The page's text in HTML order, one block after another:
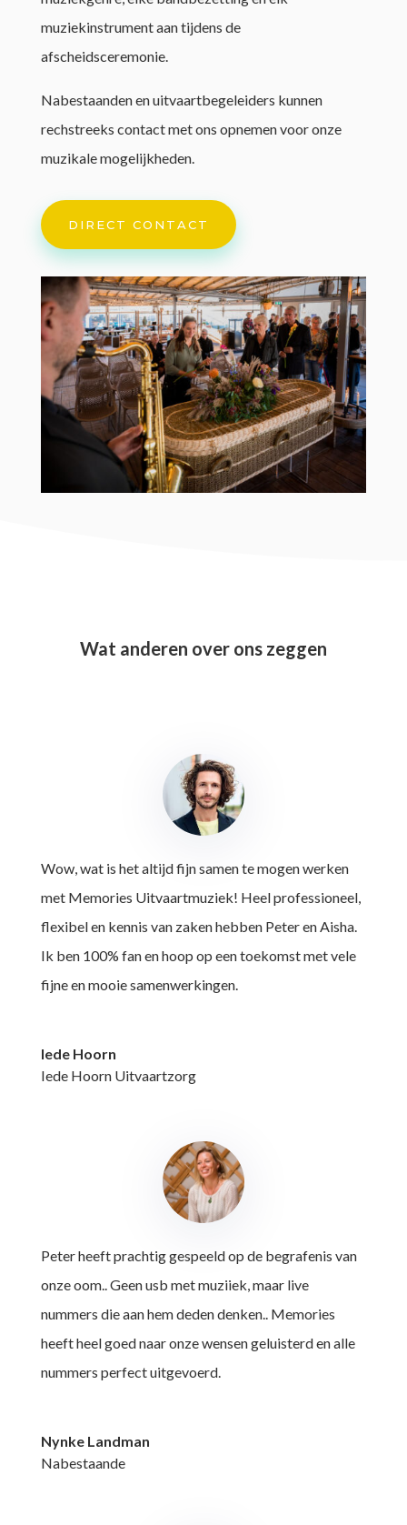
muziekinstrument aan tijdens de
afscheidsceremonie.
Nabestaanden en uitvaartbegeleiders kunnen
rechstreeks contact met ons opnemen voor onze
muzikale mogelijkheden.
DIRECT CONTACT
Wat anderen over ons zeggen
Wow, wat is het altijd fijn samen te mogen werken
met Memories Uitvaartmuziek! Heel professioneel,
flexibel en kennis van zaken hebben Peter en Aisha.
Ik ben 100% fan en hoop op een toekomst met vele
fijne en mooie samenwerkingen.
Iede Hoorn
Iede Hoorn Uitvaartzorg
Peter heeft prachtig gespeeld op de begrafenis van
onze oom.. Geen usb met muziiek, maar live
nummers die aan hem deden denken.. Memories
heeft heel goed naar onze wensen geluisterd en alle
nummers perfect uitgevoerd.
Nynke Landman
Nabestaande